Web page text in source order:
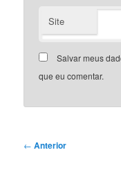
Site
Salvar meus
que eu comentar.
Navegação
← Anterior